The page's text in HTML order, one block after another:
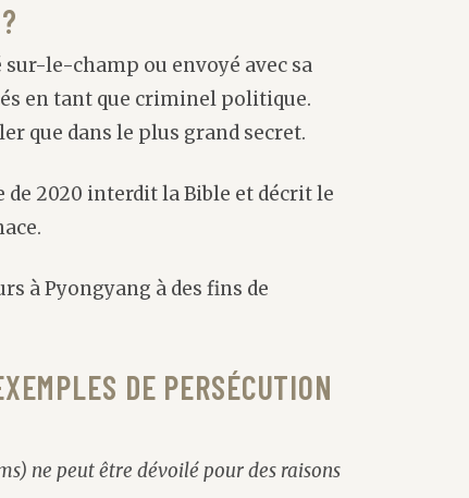
le-champ ou envoyé avec sa
en tant que criminel politique.
que dans le plus grand secret.
2020 interdit la Bible et décrit le
à Pyongyang à des fins de
DE PERSÉCUTION
ne peut être dévoilé pour des raisons